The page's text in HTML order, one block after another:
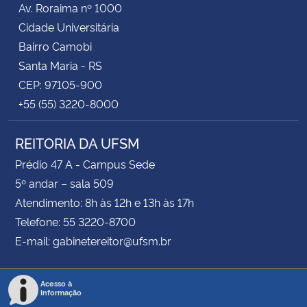
Secretaria-Geral
Secretaria de Governo
Gabinete de Segurança Institucional
Advocacia-Geral da União
Av. Roraima nº 1000
Cidade Universitária
Bairro Camobi
Santa Maria - RS
CEP: 97105-900
+55 (55) 3220-8000
REITORIA DA UFSM
Prédio 47 A - Campus Sede
5º andar – sala 509
Atendimento: 8h às 12h e 13h às 17h
Telefone: 55 3220-8700
E-mail: gabinetereitor@ufsm.br
Acesso à
Informação